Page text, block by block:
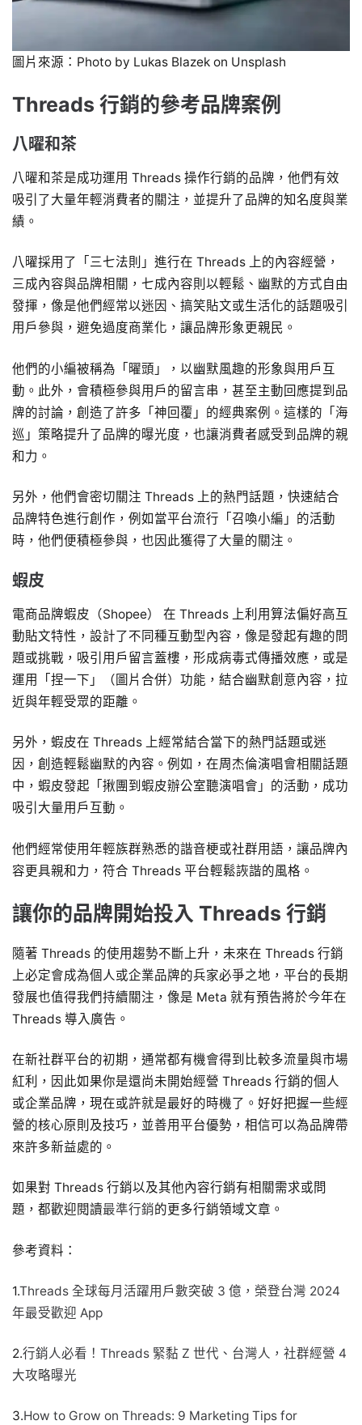
圖片來源：Photo by Lukas Blazek on Unsplash
Threads 行銷的參考品牌案例
八曜和茶
八曜和茶是成功運用 Threads 操作行銷的品牌，他們有效
吸引了大量年輕消費者的關注，並提升了品牌的知名度與業
績。
八曜採用了「三七法則」進行在 Threads 上的內容經營，
三成內容與品牌相關，七成內容則以輕鬆、幽默的方式自由
發揮，像是他們經常以迷因、搞笑貼文或生活化的話題吸引
用戶參與，避免過度商業化，讓品牌形象更親民。
他們的小編被稱為「曜頭」，以幽默風趣的形象與用戶互
動。此外，會積極參與用戶的留言串，甚至主動回應提到品
牌的討論，創造了許多「神回覆」的經典案例。這樣的「海
巡」策略提升了品牌的曝光度，也讓消費者感受到品牌的親
和力。
另外，他們會密切關注 Threads 上的熱門話題，快速結合
品牌特色進行創作，例如當平台流行「召喚小編」的活動
時，他們便積極參與，也因此獲得了大量的關注。
蝦皮
電商品牌蝦皮（Shopee） 在 Threads 上利用算法偏好高互
動貼文特性，設計了不同種互動型內容，像是發起有趣的問
題或挑戰，吸引用戶留言蓋樓，形成病毒式傳播效應，或是
運用「捏一下」（圖片合併）功能，結合幽默創意內容，拉
近與年輕受眾的距離。
另外，蝦皮在 Threads 上經常結合當下的熱門話題或迷
因，創造輕鬆幽默的內容。例如，在周杰倫演唱會相關話題
中，蝦皮發起「揪團到蝦皮辦公室聽演唱會」的活動，成功
吸引大量用戶互動。
他們經常使用年輕族群熟悉的諧音梗或社群用語，讓品牌內
容更具親和力，符合 Threads 平台輕鬆詼諧的風格。
讓你的品牌開始投入 Threads 行銷
隨著 Threads 的使用趨勢不斷上升，未來在 Threads 行銷
上必定會成為個人或企業品牌的兵家必爭之地，平台的長期
發展也值得我們持續關注，像是 Meta 就有預告將於今年在
Threads 導入廣告。
在新社群平台的初期，通常都有機會得到比較多流量與市場
紅利，因此如果你是還尚未開始經營 Threads 行銷的個人
或企業品牌，現在或許就是最好的時機了。好好把握一些經
營的核心原則及技巧，並善用平台優勢，相信可以為品牌帶
來許多新益處的。
如果對 Threads 行銷以及其他內容行銷有相關需求或問
題，都歡迎閱讀最準行銷的更多行銷領域文章。
參考資料：
1.Threads 全球每月活躍用戶數突破 3 億，榮登台灣 2024
年最受歡迎 App
2.行銷人必看！Threads 緊黏 Z 世代、台灣人，社群經營 4
大攻略曝光
3.How to Grow on Threads: 9 Marketing Tips for